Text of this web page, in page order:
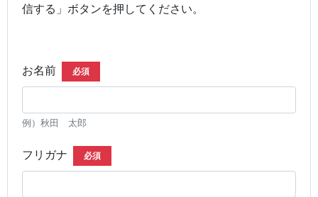
信する」ボタンを押してください。
お名前 必須
例）秋田 太郎
フリガナ 必須